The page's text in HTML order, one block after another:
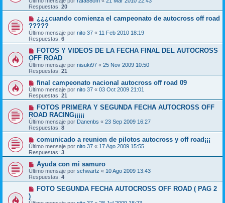
Respuestas: 20
¿¿¿cuando comienza el campeonato de autocross off road
?????
Último mensaje por nito 37 « 11 Feb 2010 18:19
Respuestas: 6
FOTOS Y VIDEOS DE LA FECHA FINAL DEL AUTOCROSS
OFF ROAD
Último mensaje por nisuki97 « 25 Nov 2009 10:50
Respuestas: 21
final campeonato nacional autocross off road 09
Último mensaje por nito 37 « 03 Oct 2009 21:01
Respuestas: 21
FOTOS PRIMERA Y SEGUNDA FECHA AUTOCROSS OFF
ROAD RACING¡¡¡¡¡
Último mensaje por Danenbs « 23 Sep 2009 16:27
Respuestas: 8
comunicado a reunion de pilotos autocross y off road¡¡¡
Último mensaje por nito 37 « 17 Ago 2009 15:55
Respuestas: 3
Ayuda con mi samuro
Último mensaje por schwartz « 10 Ago 2009 13:43
Respuestas: 4
FOTO SEGUNDA FECHA AUTOCROSS OFF ROAD ( PAG 2
)